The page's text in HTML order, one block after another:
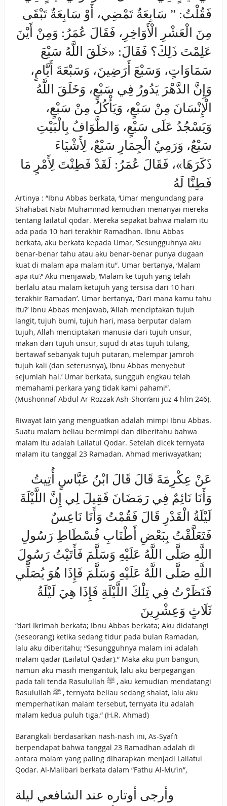
فَقُلْتُ: ” سَابِعَةٌ تَمْضِي، أَوْ سَابِعَةٌ تَبْقَى
مِنَ الْعَشْرِ الْأَوَاخِرِ، فَقَالَ عُمَرُ: وَمِنْ أَيْنَ
عَلِمْتَ ذَلِكَ؟ فَقَالَ: «خَلَقَ اللَّهُ سَبْعَ
سَمَاوَاتٍ، وَسَبْعَ أَرَضِينَ، وَسَبْعَةَ أَيَّامٍ،
وَإِنَّ الدَّهْرَ يَدُورُ فِي سَبْعٍ، وَخَلَقَ اللَّهُ
الْإِنْسَانَ مِنْ سَبْعٍ، وَيَأْكُلُ مِنْ سَبْعٍ،
وَيَسْجُدُ عَلَى سَبْعٍ، وَالطَّوَافُ بِالْبَيْتِ
سَبْعٌ، وَرَمِيُ الْجِمَارِ سَبْعٌ، لِأَشْيَاءَ
ذَكَرَهَا»، فَقَالَ عُمَرُ: لَقَدْ فَطِنْتَ لِأَمْرٍ مَا
فَطِنَّا لَهُ
Artinya : “Ibnu Abbas berkata, ‘Umar mengundang para
Shahabat Nabi Muhammad kemudian menanyai mereka
tentang lailatul qodar. Mereka sepakat bahwa malam itu
ada pada 10 hari terakhir Ramadhan. Ibnu Abbas
berkata, aku berkata kepada Umar, ‘Sesungguhnya aku
benar-benar tahu atau aku benar-benar punya dugaan
kuat di malam apa malam itu”. Umar bertanya, ‘Malam
apa itu?’ Aku menjawab, ‘Malam ke tujuh yang telah
berlalu atau malam ketujuh yang tersisa dari 10 hari
terakhir Ramadan’. Umar bertanya, ‘Dari mana kamu tahu
itu?’ Ibnu Abbas menjawab, ‘Allah menciptakan tujuh
langit, tujuh bumi, tujuh hari, masa berputar dalam
tujuh, Allah menciptakan manusia dari tujuh unsur,
makan dari tujuh unsur, sujud di atas tujuh tulang,
bertawaf sebanyak tujuh putaran, melempar jamroh
tujuh kali (dan seterusnya), Ibnu Abbas menyebut
sejumlah hal.’ Umar berkata, sungguh engkau telah
memahami perkara yang tidak kami pahami’”.
(Mushonnaf Abdul Ar-Rozzak Ash-Shon’ani juz 4 hlm 246).
Riwayat lain yang menguatkan adalah mimpi Ibnu Abbas.
Suatu malam beliau bermimpi dan diberitahu bahwa
malam itu adalah Lailatul Qodar. Setelah dicek ternyata
malam itu tanggal 23 Ramadan. Ahmad meriwayatkan;
عَنْ عِكْرِمَةَ قَالَ قَالَ ابْنُ عَبَّاسٍ أُتِيتُ
وَأَنَا نَائِمٌ فِي رَمَضَانَ فَقِيلَ لِي إِنَّ اللَّيْلَةَ
لَيْلَةُ الْقَدْرِ قَالَ فَقُمْتُ وَأَنَا نَاعِسٌ
فَتَعَلَّقْتُ بِبَعْضِ أَطْنَابِ فُسْطَاطِ رَسُولِ
اللَّهِ صَلَّى اللَّهُ عَلَيْهِ وَسَلَّمَ فَأَتَيْتُ رَسُولَ
اللَّهِ صَلَّى اللَّهُ عَلَيْهِ وَسَلَّمَ فَإِذَا هُوَ يُصَلِّي
فَنَظَرْتُ فِي تِلْكَ اللَّيْلَةِ فَإِذَا هِيَ لَيْلَةُ
ثَلَاثٍ وَعِشْرِينَ
“dari Ikrimah berkata; Ibnu Abbas berkata; Aku didatangi
(seseorang) ketika sedang tidur pada bulan Ramadan,
lalu aku diberitahu; “Sesungguhnya malam ini adalah
malam qadar (Lailatul Qadar).” Maka aku pun bangun,
namun aku masih mengantuk, lalu aku berpegangan
pada tali tenda Rasulullah ﷺ , aku kemudian mendatangi
Rasulullah ﷺ , ternyata beliau sedang shalat, lalu aku
memperhatikan malam tersebut, ternyata itu adalah
malam kedua puluh tiga.” (H.R. Ahmad)
Barangkali berdasarkan nash-nash ini, As-Syafi’i
berpendapat bahwa tanggal 23 Ramadhan adalah di
antara malam yang paling diharapkan menjadi Lailatul
Qodar. Al-Malibari berkata dalam “Fathu Al-Mu’in”,
وأرجى أوتاره عند الشافعي ليلة